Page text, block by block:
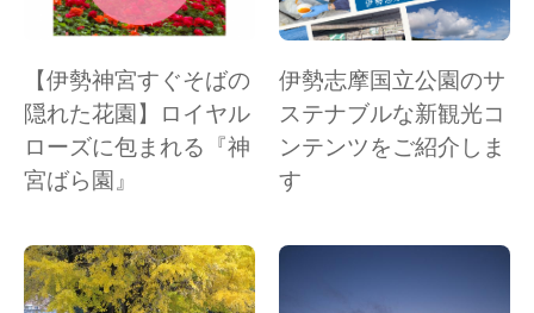
【伊勢神宮すぐそばの
隠れた花園】ロイヤル
ローズに包まれる『神
宮ばら園』
伊勢志摩国立公園のサ
ステナブルな新観光コ
ンテンツをご紹介しま
す